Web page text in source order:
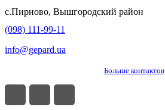
с.Пирново, Вышгородский район
(098) 111-99-11
info@gepard.ua
Больше контактов